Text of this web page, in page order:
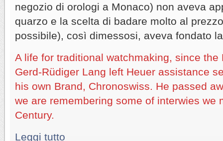
negozio di orologi a Monaco) non aveva
quarzo e la scelta di badare molto al
possibile), così dimessosi, aveva fondato
A life for traditional watchmaking, since the
Gerd-Rüdiger Lang left Heuer assistance
his own Brand, Chronoswiss. He passed
we are remembering some of interwies we
Century.
Leggi tutto